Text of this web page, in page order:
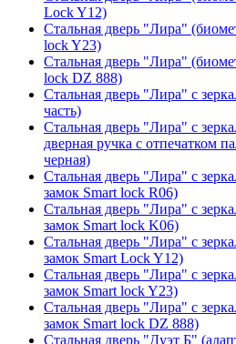
Lock Y12)
Стальная дверь "Лира"
lock Y23)
Стальная дверь "Лира"
lock DZ 888)
Стальная дверь "Лира" с
часть)
Стальная дверь "Лира" с
дверная ручка с отпечатком
черная)
Стальная дверь "Лира" с
замок Smart lock R06)
Стальная дверь "Лира" с
замок Smart lock K06)
Стальная дверь "Лира" с
замок Smart Lock Y12)
Стальная дверь "Лира" с
замок Smart lock Y23)
Стальная дверь "Лира" с
замок Smart lock DZ 888)
Стальная дверь "Дуэт Б"